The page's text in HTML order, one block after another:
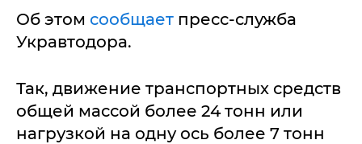
Об этом сообщает пресс-служба
Укравтодора.
Так, движение транспортных средств
общей массой более 24 тонн или
нагрузкой на одну ось более 7 тонн